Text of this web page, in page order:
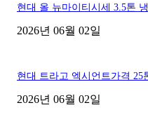
현대 올 뉴마이티시세 3.5톤
2026년 06월 02일
현대 트라고 엑시언트가격 25
2026년 06월 02일